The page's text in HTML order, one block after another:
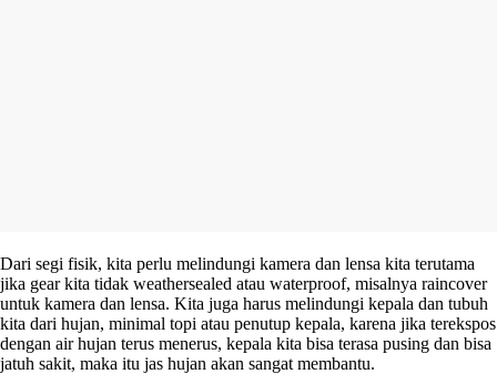
Dari segi fisik, kita perlu melindungi kamera dan lensa kita terutama
jika gear kita tidak weathersealed atau waterproof, misalnya raincover
untuk kamera dan lensa. Kita juga harus melindungi kepala dan tubuh
kita dari hujan, minimal topi atau penutup kepala, karena jika terekspos
dengan air hujan terus menerus, kepala kita bisa terasa pusing dan bisa
jatuh sakit, maka itu jas hujan akan sangat membantu.